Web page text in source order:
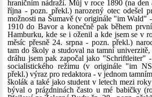
hraničním nádraží. Můj v roce 1890 (na den
října - pozn. překl.) narozený otec odešel
možnosti na Šumavě (v originále "im Wald"
1910 do Bavor a konečně pak během
Hamburku, kde se i oženil a kde jsem se v
měsíc přesně 24. srpna - pozn. překl.)
tam do školy a studoval na tamní
dráhu jsem pak započal jako "Schriftleiter"
socialistického režimu (v originále "im
překl.) výraz pro redaktora - v jednom
školák a také jako student v letech mezi
býval o prázdninách často u mé babičky